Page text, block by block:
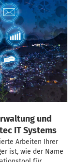
und
IT Systems
Arbeiten Ihrer
ist, wie der Name